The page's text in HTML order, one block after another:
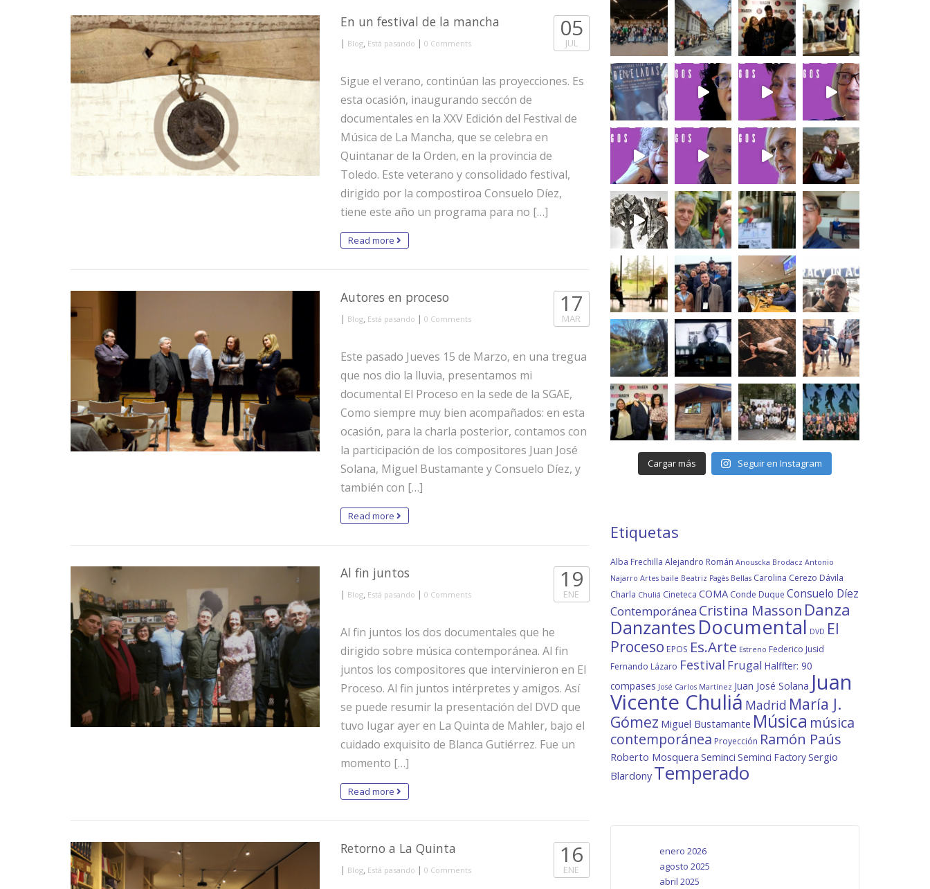
En un festival de la mancha
| Blog, Está pasando | 0 Comments
05
JUL
Sigue el verano, continúan las proyecciones. Es
esta ocasión, inaugurando seccón de
documentales en la XXV Edición del Festival de
Música de La Mancha, que se celebra en
Quintanar de la Orden, en la provincia de
Toledo. Este veterano y consolidado festival,
dirigido por la compostiroa Consuelo Díez,
tiene este año un programa para no […]
Read more
Autores en proceso
| Blog, Está pasando | 0 Comments
17
MAR
Este pasado Jueves 15 de Marzo, en una tregua
que nos dio la lluvia, presentamos mi
documental El Proceso en la sede de la SGAE,
Como siempre muy bien acompañados: en esta
ocasión, para la charla posterior, contamos con
la participación de los compositores Juan José
Solana, Miguel Bustamante y Consuelo Díez, y
también con […]
Read more
Al fin juntos
| Blog, Está pasando | 0 Comments
19
ENE
Al fin juntos los dos documentales que he
dirigido sobre música contemporánea. Al fin
juntos los compositores que intervinieron en El
Proceso. Al fin juntos intérpretes y amigos. Así
se puede resumir la presentación del DVD que
tuvo lugar ayer en La Quinta de Mahler, bajo el
cuidado exquisito de Blanca Gutiérrez. Fue un
momento […]
Read more
Retorno a La Quinta
| Blog, Está pasando | 0 Comments
16
ENE
Cargar más Seguir en Instagram
Etiquetas
Alba Frechilla Alejandro Román Anouscka Brodacz Antonio
Najarro Artes baile Beatriz Pagès Bellas Carolina Cerezo Dávila
Charla Chuliá Cineteca COMA Conde Duque Consuelo Díez
Contemporánea Cristina Masson Danza
Danzantes Documental DVD El
Proceso EPOS Es.Arte Estreno Federico Jusid
Fernando Lázaro Festival Frugal Halffter: 90
compases José Carlos Martínez Juan José Solana Juan
Vicente Chuliá Madrid María J.
Gómez Miguel Bustamante Música música
contemporánea Proyección Ramón Paús
Roberto Mosquera Seminci Seminci FactorySergio
Blardony Temperado
enero 2026
agosto 2025
abril 2025